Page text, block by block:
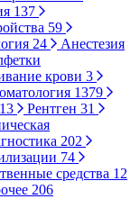
137
59
24
Анестезия
крови 3
1379
Рентген 31
202
74
средства 12
206